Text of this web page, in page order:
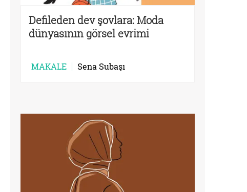
Defileden dev şovlara: Moda
dünyasının görsel evrimi
MAKALE Sena Subaşı